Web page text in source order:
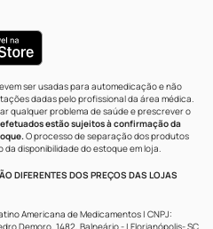
ser usadas para automedicação e não
dadas pelo profissional da área médica.
qualquer problema de saúde e prescrever o
efetuados estão sujeitos à confirmação da
O processo de separação dos produtos
disponibilidade do estoque em loja.
DIFERENTES DOS PREÇOS DAS LOJAS
Americana de Medicamentos | CNPJ:
Demoro, 1482, Balneário - | Florianópolis- SC